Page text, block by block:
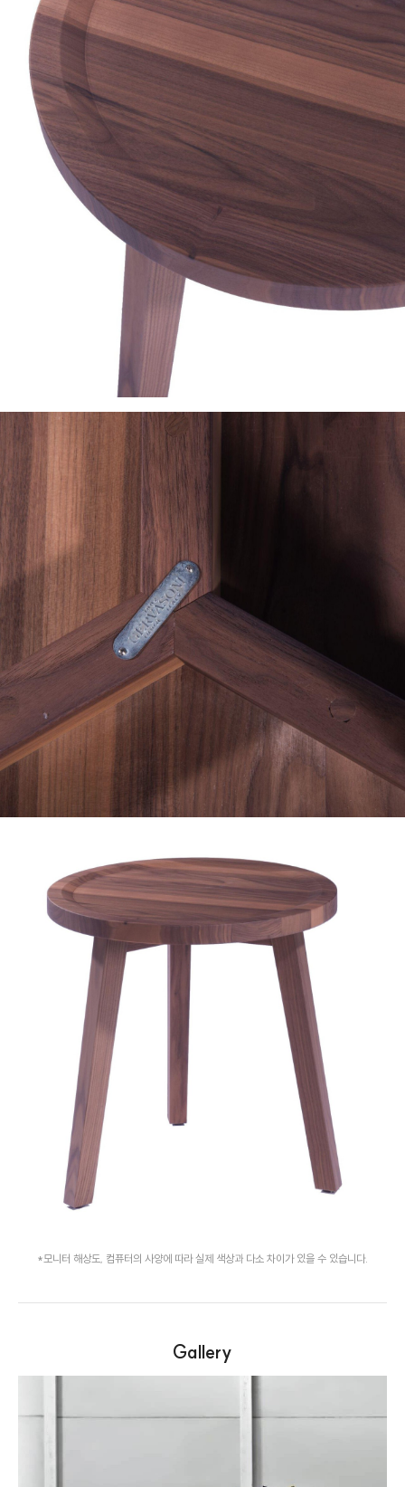
*모니터 해상도, 컴퓨터의 사양에 따라 실제 색상과 다소 차이가 있을 수 있습니다.
Gallery